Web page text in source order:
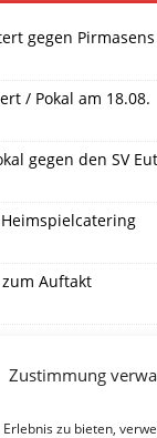
Zustimmung
zu bieten,
gegen Pirmasens
/ Pokal am 18.08.
gegen den SV
Auftakt